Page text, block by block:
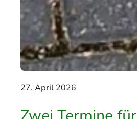
27. April 2026